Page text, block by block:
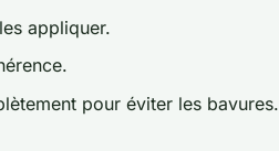
appliquer.
pour éviter les bavures.